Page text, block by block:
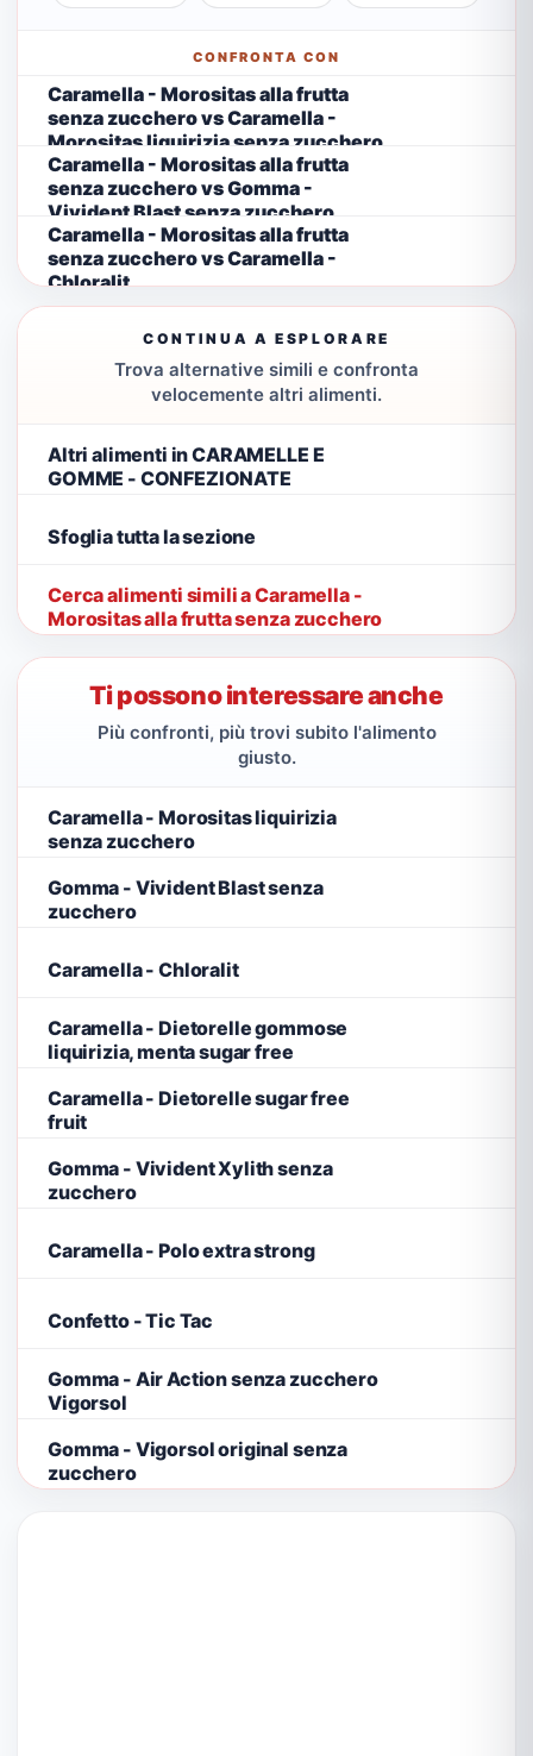
CONFRONTA CON
Caramella - Morositas alla frutta
senza zucchero vs Caramella -
Morositas liquirizia senza zucchero
Caramella - Morositas alla frutta
senza zucchero vs Gomma -
Vivident Blast senza zucchero
Caramella - Morositas alla frutta
senza zucchero vs Caramella -
Chloralit
CONTINUA A ESPLORARE
Trova alternative simili e confronta
velocemente altri alimenti.
Altri alimenti in CARAMELLE E
GOMME - CONFEZIONATE
Sfoglia tutta la sezione
Cerca alimenti simili a Caramella -
Morositas alla frutta senza zucchero
Ti possono interessare anche
Più confronti, più trovi subito l'alimento
giusto.
Caramella - Morositas liquirizia
senza zucchero
Gomma - Vivident Blast senza
zucchero
Caramella - Chloralit
Caramella - Dietorelle gommose
liquirizia, menta sugar free
Caramella - Dietorelle sugar free
fruit
Gomma - Vivident Xylith senza
zucchero
Caramella - Polo extra strong
Confetto - Tic Tac
Gomma - Air Action senza zucchero
Vigorsol
Gomma - Vigorsol original senza
zucchero